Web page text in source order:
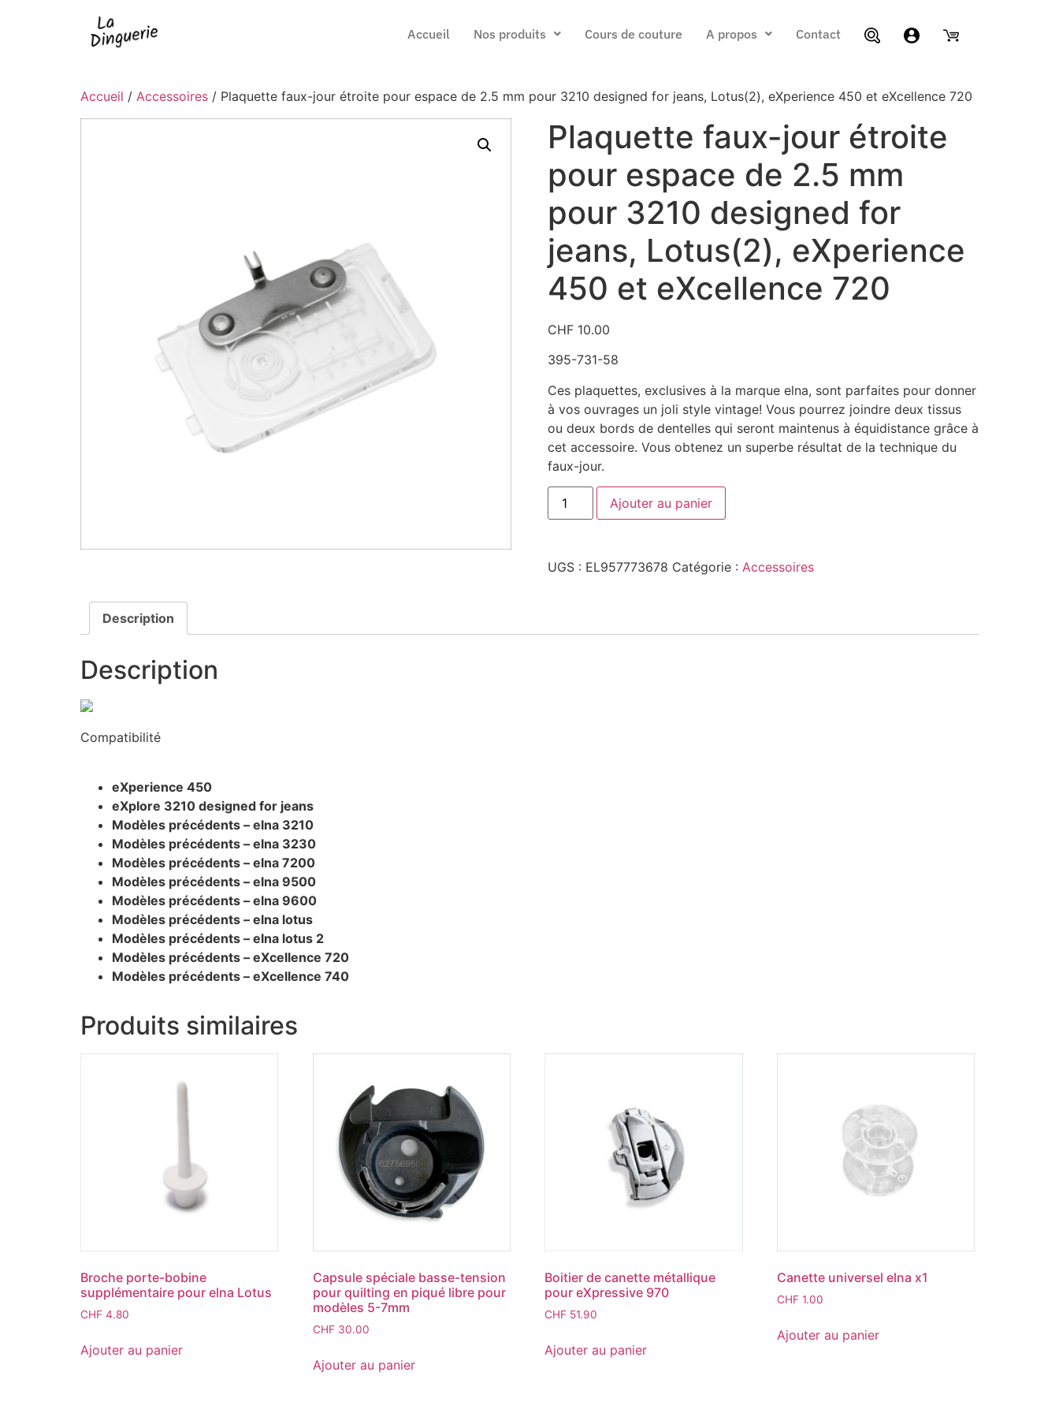
Accueil Nos produits Cours de couture A propos Contact
Accueil / Accessoires / Plaquette faux-jour étroite pour espace de 2.5 mm pour 3210 designed for jeans, Lotus(2), eXperience 450 et eXcellence 720
Plaquette faux-jour étroite
pour espace de 2.5 mm
pour 3210 designed for
jeans, Lotus(2), eXperience
450 et eXcellence 720
CHF10.00
395-731-58
Ces plaquettes, exclusives à la marque elna, sont parfaites pour donner
à vos ouvrages un joli style vintage! Vous pourrez joindre deux tissus
ou deux bords de dentelles qui seront maintenus à équidistance grâce à
cet accessoire. Vous obtenez un superbe résultat de la technique du
faux-jour.
Ajouter au panier
UGS : EL957773678 Catégorie : Accessoires
Description
Description
Compatibilité
eXperience 450
eXplore 3210 designed for jeans
Modèles précédents – elna 3210
Modèles précédents – elna 3230
Modèles précédents – elna 7200
Modèles précédents – elna 9500
Modèles précédents – elna 9600
Modèles précédents – elna lotus
Modèles précédents – elna lotus 2
Modèles précédents – eXcellence 720
Modèles précédents – eXcellence 740
Produits similaires
Broche porte-bobine
supplémentaire pour elna Lotus
CHF 4.80
Ajouter au panier
Capsule spéciale basse-tension
pour quilting en piqué libre pour
modèles 5-7mm
CHF30.00
Ajouter au panier
Boitier de canette métallique
pour eXpressive 970
CHF 51.90
Ajouter au panier
Canette universel elna x1
CHF 1.00
Ajouter au panier